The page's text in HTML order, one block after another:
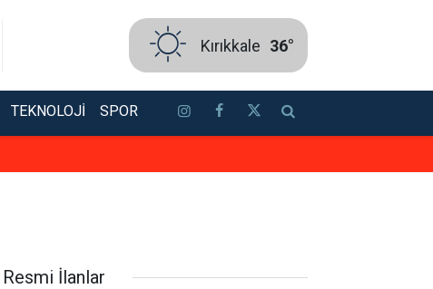
Kırıkkale 36°
TEKNOLOJI SPOR
Resmi İlanlar